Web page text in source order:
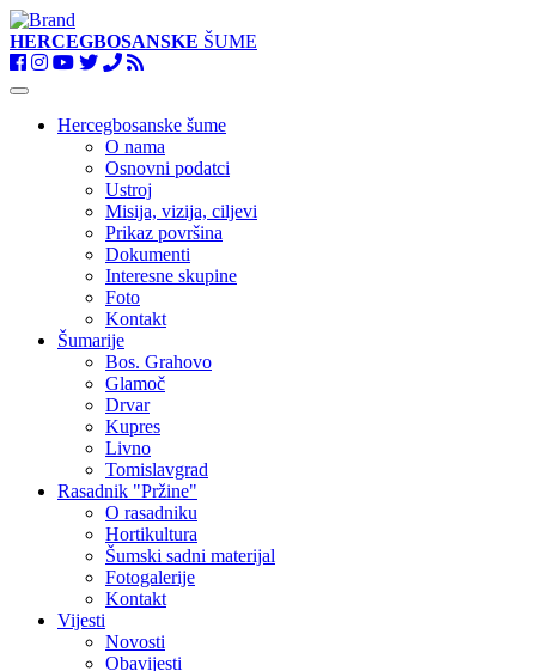
HERCEGBOSANSKE ŠUME
Toggle
navigationHercegbosanske šume
O nama
Osnovni podatci
Ustroj
Misija, vizija, ciljevi
Prikaz površina
Dokumenti
Interesne skupine
Foto
Kontakt
Šumarije
Bos. Grahovo
Glamoč
Drvar
Kupres
Livno
Tomislavgrad
Rasadnik "Pržine"
O rasadniku
Hortikultura
Šumski sadni materijal
Fotogalerije
Kontakt
Vijesti
Novosti
Obavijesti